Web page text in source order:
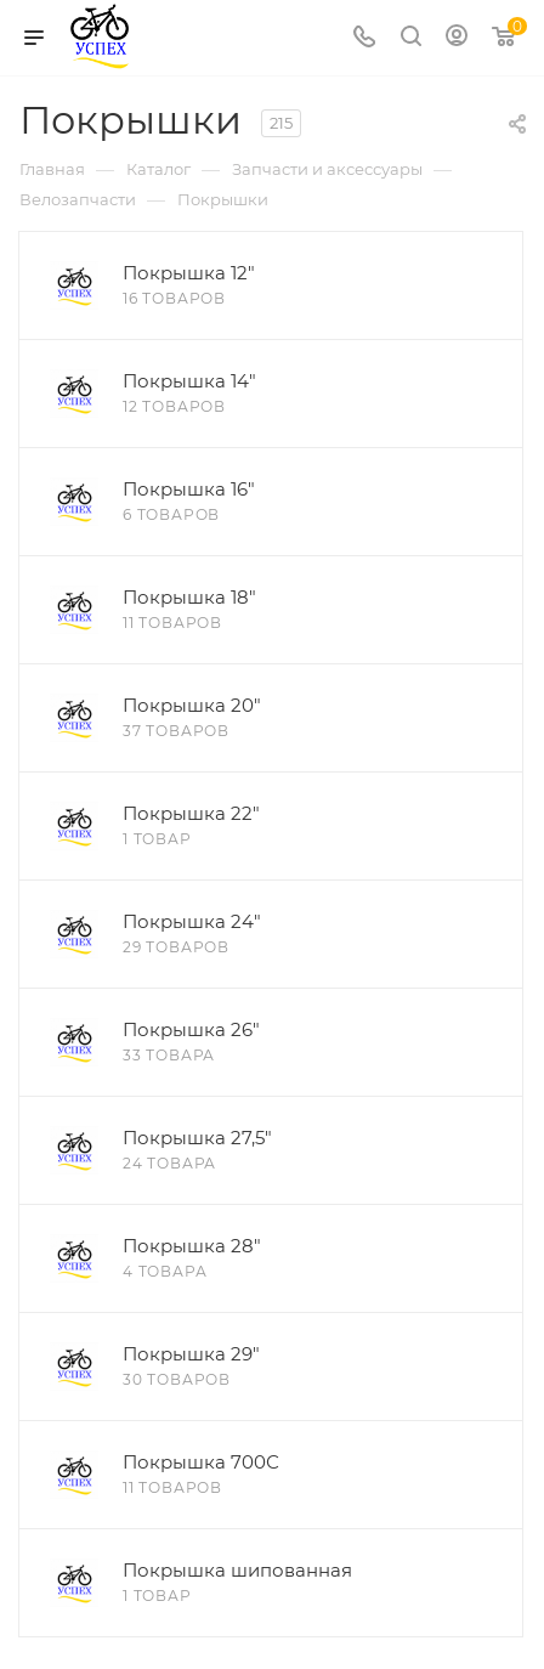
0
Покрышки 215
Главная — Каталог — Запчасти и аксессуары —
Велозапчасти — Покрышки
Покрышка 12"
16 ТОВАРОВ
Покрышка 14"
12 ТОВАРОВ
Покрышка 16"
6 ТОВАРОВ
Покрышка 18"
11 ТОВАРОВ
Покрышка 20"
37 ТОВАРОВ
Покрышка 22"
1 ТОВАР
Покрышка 24"
29 ТОВАРОВ
Покрышка 26"
33 ТОВАРА
Покрышка 27,5"
24 ТОВАРА
Покрышка 28"
4 ТОВАРА
Покрышка 29"
30 ТОВАРОВ
Покрышка 700С
11 ТОВАРОВ
Покрышка шипованная
1 ТОВАР